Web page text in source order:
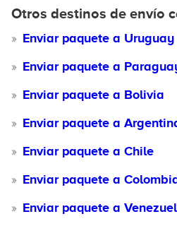
Otros destinos de envío
Enviar paquete a Uruguay
Enviar paquete a
Enviar paquete a Bolivia
Enviar paquete a
Enviar paquete a Chile
Enviar paquete a
Enviar paquete a